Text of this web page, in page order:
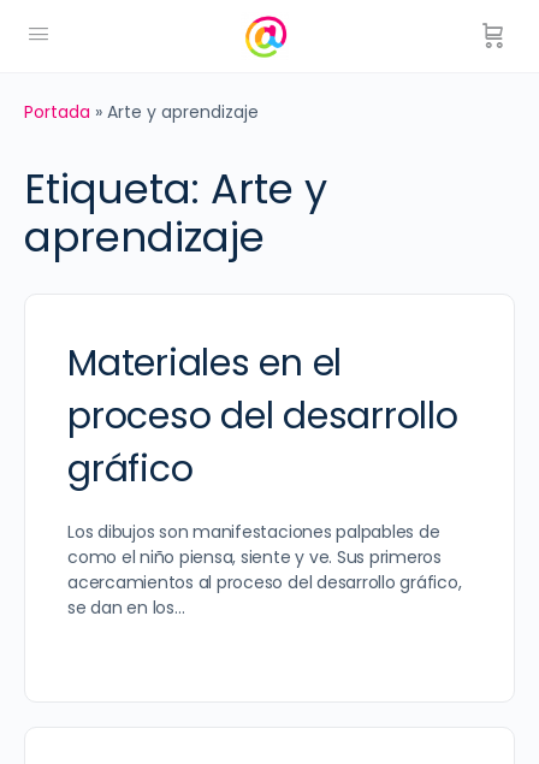
Portada » Arte y aprendizaje
Etiqueta: Arte y
aprendizaje
Materiales en el
proceso del desarrollo
gráfico
Los dibujos son manifestaciones palpables de
como el niño piensa, siente y ve. Sus primeros
acercamientos al proceso del desarrollo gráfico,
se dan en los…